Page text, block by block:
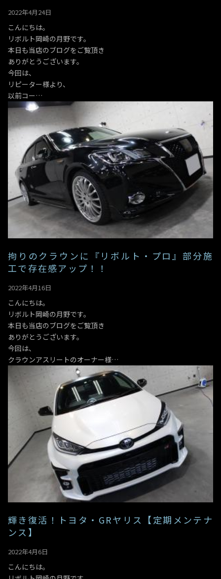
2022年4月24日
こんにちは。
リボルト岡崎の月野です。
本日も当店のブログをご覧頂き
ありがとうございます。
今回は、
リピーター様より、
以前コー…
拘りのクラウンに『リボルト・プロ』部分施
工で存在感アップ！！
2022年4月16日
こんにちは。
リボルト岡崎の月野です。
本日も当店のブログをご覧頂き
ありがとうございます。
今回は、
クラウンアスリートのオーナー様…
輝き復活！トヨタ・GRヤリス【定期メンテナ
ンス】
2022年4月6日
こんにちは。